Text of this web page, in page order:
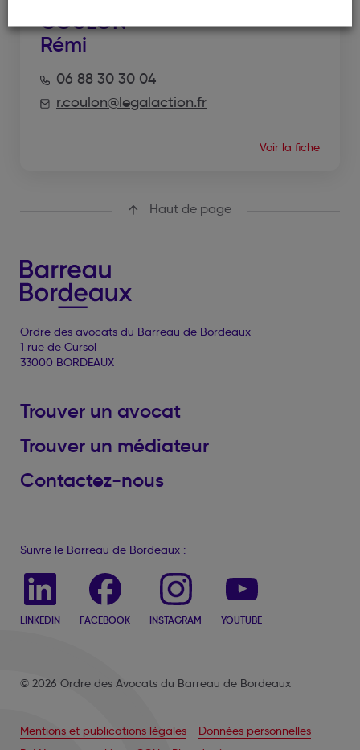
COULON
Rémi
06 88 30 30 04
r.coulon@legalaction.fr
Voir la fiche
Haut de page
Ordre des avocats du Barreau de Bordeaux
1 rue de Cursol
33000 BORDEAUX
Trouver un avocat
Trouver un médiateur
Contactez-nous
Suivre le Barreau de Bordeaux :
LINKEDIN FACEBOOK INSTAGRAM YOUTUBE
© 2026 Ordre des Avocats du Barreau de Bordeaux
Mentions et publications légales
Données personnelles